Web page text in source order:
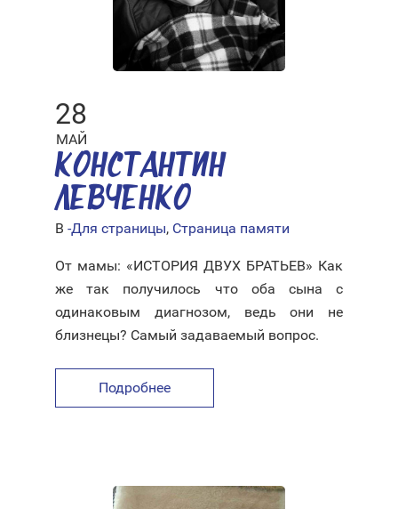
28
МАЙ
КОНСТАНТИН
ЛЕВЧЕНКО
В -Для страницы, Страница памяти
От мамы: «ИСТОРИЯ ДВУХ БРАТЬЕВ» Как
же так получилось что оба сына с
одинаковым диагнозом, ведь они не
близнецы? Самый задаваемый вопрос.
Подробнее